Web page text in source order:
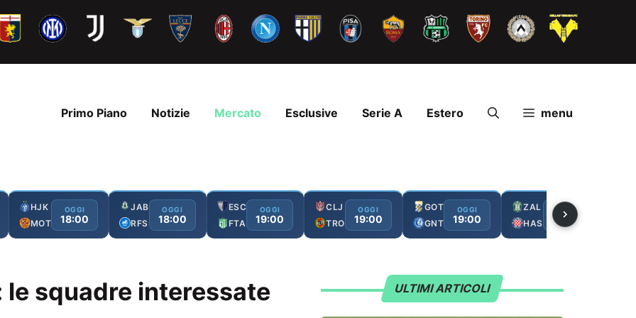
Primo Piano Notizie Mercato Esclusive Serie A Estero menu
HJK
MOT
OGGI
18:00
JAB
RFS
OGGI
18:00
ESC
FTA
OGGI
19:00
CLJ
TRO
OGGI
19:00
GOT
GNT
OGGI
19:00
ZAL
HAS
OGGI
19:00
squadre interessate ULTIMI ARTICOLI